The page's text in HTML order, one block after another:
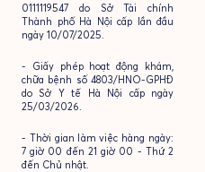
0111119547 do Sở Tài chính
Thành phố Hà Nội cấp lần đầu
ngày 10/07/2025.
- Giấy phép hoạt động khám,
chữa bệnh số 4803/HNO-GPHĐ
do Sở Y tế Hà Nội cấp ngày
25/03/2026.
- Thời gian làm việc hàng ngày:
7 giờ 00 đến 21 giờ 00 - Thứ 2
đến Chủ nhật.